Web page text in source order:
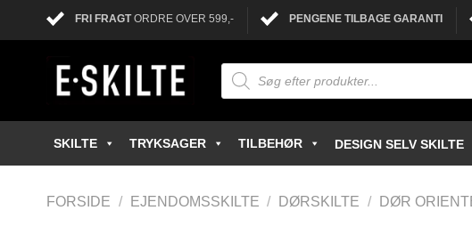
FRI FRAGTORDRE OVER 599,- PENGENE TILBAGE GARANTI
SKILTE TRYKSAGER TILBEHØR DESIGN SELV SKILTE
FORSIDE / EJENDOMSSKILTE / DØRSKILTE / DØR